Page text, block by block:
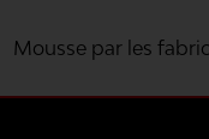
Mousse par les